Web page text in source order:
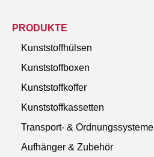
PRODUKTE
Kunststoffhülsen
Kunststoffboxen
Kunststoffkoffer
Kunststoffkassetten
Transport- & Ordnungssysteme
Aufhänger & Zubehör